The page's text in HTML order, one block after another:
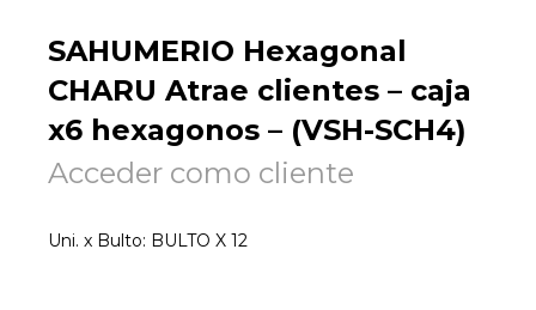
SAHUMERIO Hexagonal
CHARU Atrae clientes – caja
x6 hexagonos – (VSH-SCH4)
Acceder como cliente
Uni. x Bulto: BULTO X 12